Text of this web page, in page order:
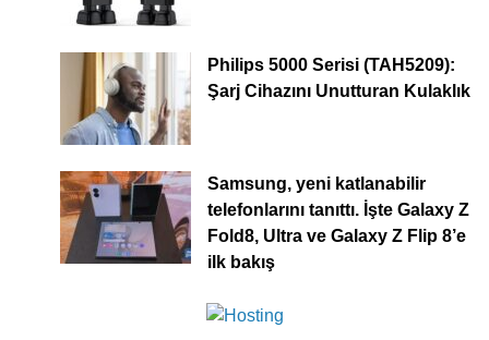
Philips 5000 Serisi (TAH5209):
Şarj Cihazını Unutturan Kulaklık
Samsung, yeni katlanabilir
telefonlarını tanıttı. İşte Galaxy Z
Fold8, Ultra ve Galaxy Z Flip 8’e
ilk bakış